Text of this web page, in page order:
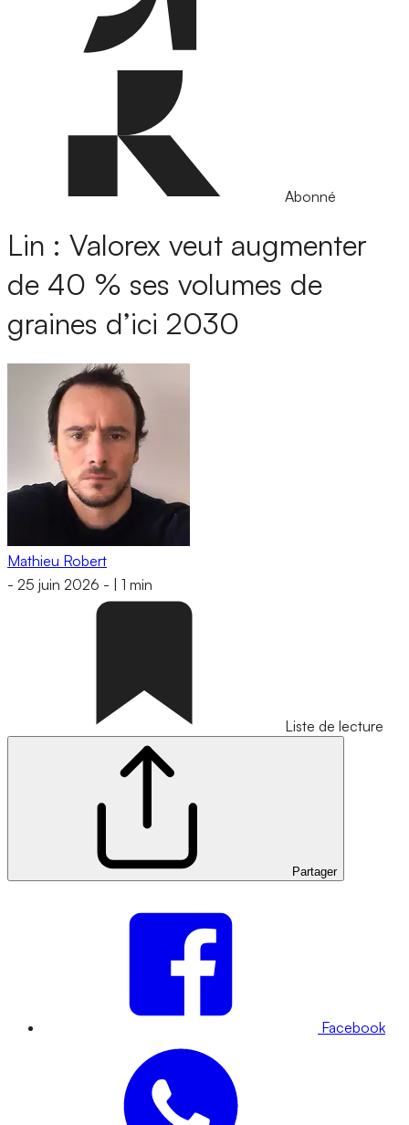
Abonné
Lin : Valorex veut augmenter
de 40 % ses volumes de
graines d’ici 2030
Mathieu Robert
- 25 juin 2026 - 1 min
Liste de lecture
Partager
Facebook